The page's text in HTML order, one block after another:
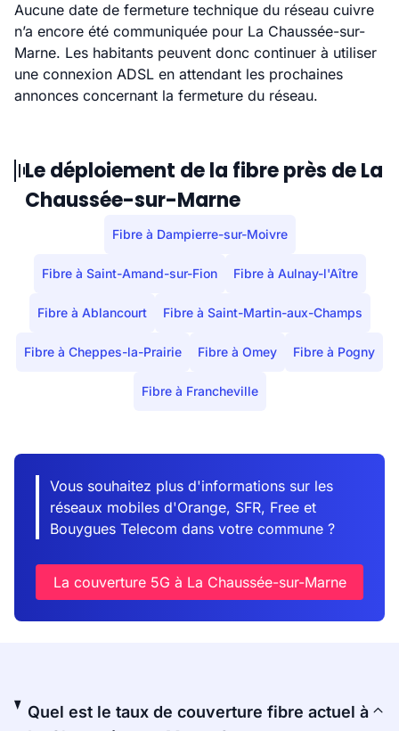
Aucune date de fermeture technique du réseau cuivre
n’a encore été communiquée pour La Chaussée-sur-
Marne. Les habitants peuvent donc continuer à utiliser
une connexion ADSL en attendant les prochaines
annonces concernant la fermeture du réseau.
Le déploiement de la fibre près de La
Chaussée-sur-Marne
Fibre à Dampierre-sur-Moivre
Fibre à Saint-Amand-sur-Fion Fibre à Aulnay-l'Aître
Fibre à Ablancourt Fibre à Saint-Martin-aux-Champs
Fibre à Cheppes-la-Prairie Fibre à Omey Fibre à Pogny
Fibre à Francheville
Vous souhaitez plus d'informations sur les
réseaux mobiles d'Orange, SFR, Free et
Bouygues Telecom dans votre commune ?
La couverture 5G à La Chaussée-sur-Marne
Quel est le taux de couverture fibre actuel à